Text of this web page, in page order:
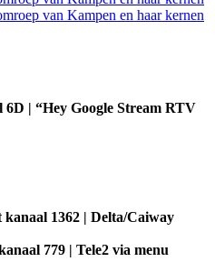
| “Hey Google Stream RTV
1362 | Delta/Caiway
779 | Tele2 via menu